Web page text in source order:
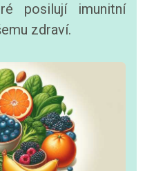
posilují imunitní
zdraví.